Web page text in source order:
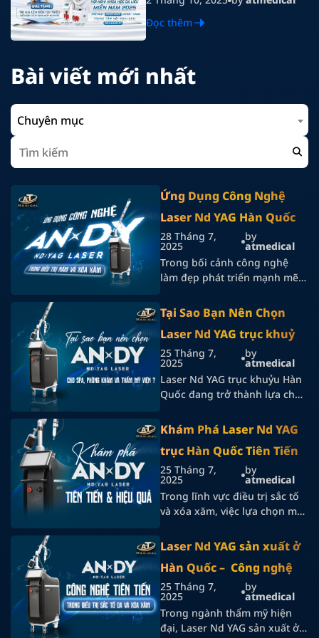
NGHỆ VÀ GIẢI PHÁP TOÀN
DIỆN
Đọc thêm
Bài viết mới nhất
Chuyên mục
Ứng Dụng Công Nghệ
Laser Nd YAG Hàn Quốc –
Trong Điều Trị Nám Và
Xóa Xăm
28 Tháng 7,
2025
by
atmedical
Trong bối cảnh công nghệ
làm đẹp phát triển mạnh mẽ
thiết bị Laser Nd YAG Hàn
Quốc chất lượng cao không
chỉ là yếu tố tạo nên hiệu quả
điều trị, mà còn là đòn bẩy
nâng tầm thương hiệu của
spa hay phòng khám chuyên
sâu. […]
Tại Sao Bạn Nên Chọn
Laser Nd YAG trục khuỷu
Hàn Quốc Cho Spa, phòng
khám và thẩm Mỹ Viện
25 Tháng 7,
2025
by
atmedical
Laser Nd YAG trục khuỷu Hàn
Quốc đang trở thành lựa chọn
liễu, chủ spa và những ai
khám thẩm mỹ chuyên sâu. Sở
hữu công nghệ hiện đại, khả
năng phát tia ổn định và hiệu
quả điều trị cao, dòng thiết
[…]
Khám Phá Laser Nd YAG
trục Hàn Quốc Tiên Tiến
và Hiệu Quả
25 Tháng 7,
2025
by
atmedical
Trong lĩnh vực điều trị sắc tố
và xóa xăm, việc lựa chọn một
vừa an toàn là ưu tiên hàng
bật trong số đó, Laser Nd YAG
trục Hàn Quốc đang trở thành
xu hướng công nghệ thẩm mỹ
hiện […]
Laser Nd YAG sản xuất ở
Hàn Quốc – Công nghệ
tiên tiến trong điều trị
sắc tố da và xóa xăm
25 Tháng 7,
2025
by
atmedical
Trong ngành thẩm mỹ hiện
đại, Laser Nd YAG sản xuất ở